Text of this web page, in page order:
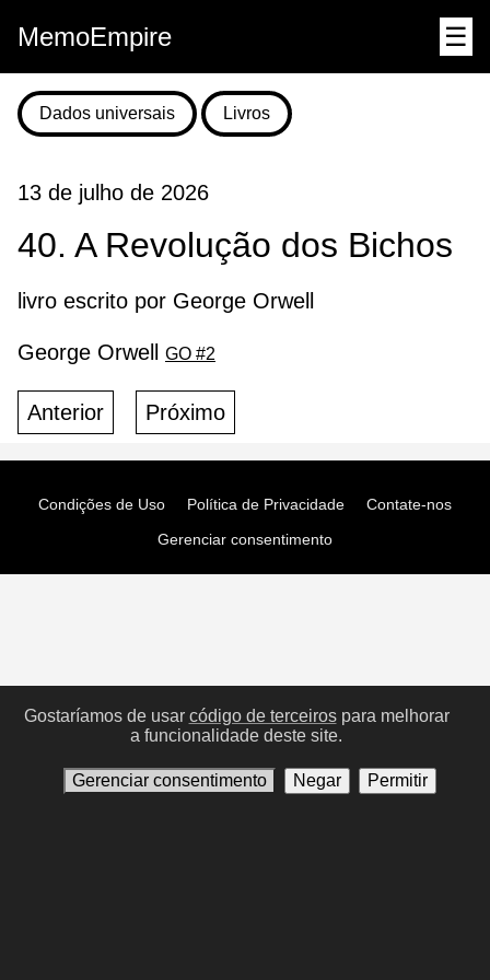
MemoEmpire ☰
Dados universais Livros
13 de julho de 2026
40. A Revolução dos Bichos
livro escrito por George Orwell
George Orwell GO #2
Anterior Próximo
Condições de Uso Política de Privacidade
Contate-nos
Gerenciar consentimento
Gostaríamos de usar código de terceirospara melhorar
a funcionalidade deste site.
Gerenciar consentimento Negar Permitir